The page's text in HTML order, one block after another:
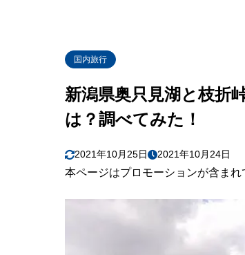
国内旅行
新潟県奥只見湖と枝折
は？調べてみた！
2021年10月25日 2021年10月24日
本ページはプロモーションが含まれ